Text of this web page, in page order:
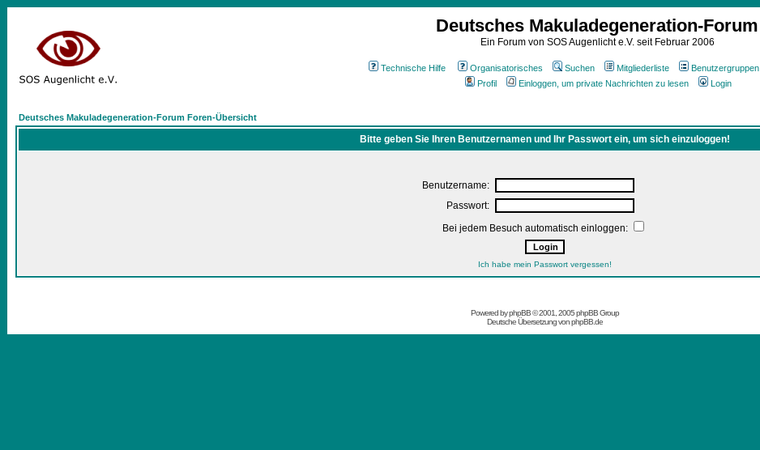
Deutsches Makuladegeneration-Forum
Ein Forum von SOS Augenlicht e.V. seit Februar 2006
Technische Hilfe Organisatorisches Suchen Mitgliederliste Benutzergruppen
Profil
Einloggen, um private Nachrichten zu lesen Login
Deutsches Makuladegeneration-Forum Foren-Übersicht
Bitte geben Sie Ihren Benutzernamen und Ihr Passwort ein, um sich einzuloggen!
Benutzername:
Passwort:
Bei jedem Besuch automatisch einloggen:
Ich habe mein Passwort vergessen!
Powered byphpBB© 2001, 2005 phpBB Group
Deutsche Übersetzung vonphpBB.de